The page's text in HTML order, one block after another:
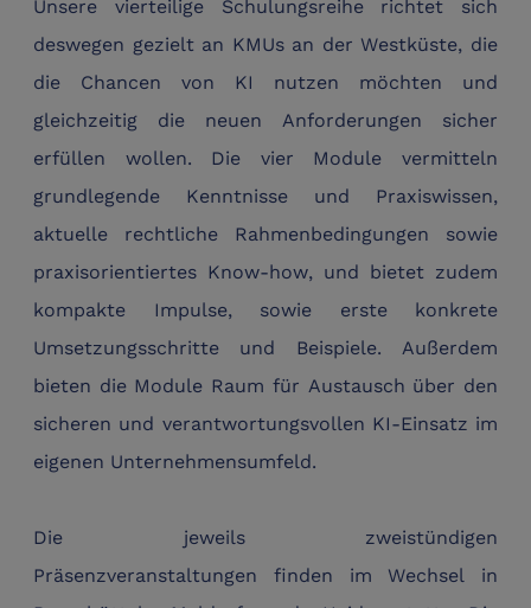
deswegen gezielt an KMUs an der Westküste, die
die Chancen von KI nutzen möchten und
gleichzeitig die neuen Anforderungen sicher
erfüllen wollen. Die vier Module vermitteln
grundlegende Kenntnisse und Praxiswissen,
aktuelle rechtliche Rahmenbedingungen sowie
praxisorientiertes Know-how, und bietet zudem
kompakte Impulse, sowie erste konkrete
Umsetzungsschritte und Beispiele. Außerdem
bieten die Module Raum für Austausch über den
sicheren und verantwortungsvollen KI-Einsatz im
eigenen Unternehmensumfeld.
Die jeweils zweistündigen
Präsenzveranstaltungen finden im Wechsel in